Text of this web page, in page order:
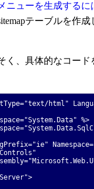
ニューを生成するに
テーブルを作
、具体的なコード
html"
%>